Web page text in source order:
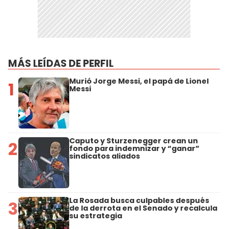
MÁS LEÍDAS DE PERFIL
1 Murió Jorge Messi, el papá de Lionel
Messi
2 Caputo y Sturzenegger crean un
fondo para indemnizar y “ganar”
sindicatos aliados
3 La Rosada busca culpables después
de la derrota en el Senado y recalcula
su estrategia